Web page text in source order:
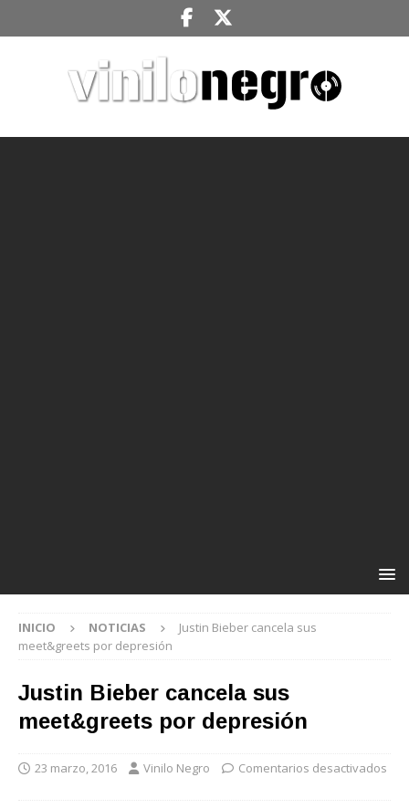
INICIO NOTICIAS
Justin Bieber cancela sus
meet&greets por depresión
Justin Bieber cancela sus
meet&greets por depresión
23 marzo, 2016 Vinilo Negro Comentarios desactivados